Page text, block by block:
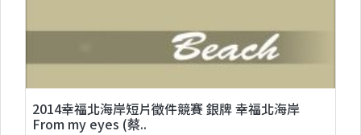
2014幸福北海岸短片徵件競賽 銀牌 幸福北海岸
From my eyes (蔡..